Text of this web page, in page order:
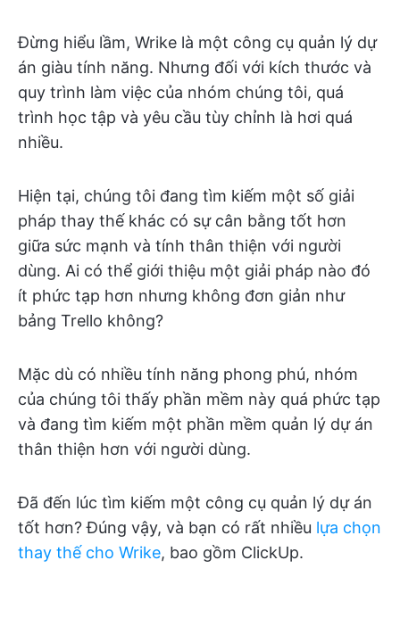
Đừng hiểu lầm, Wrike là một công cụ quản lý dự
án giàu tính năng. Nhưng đối với kích thước và
quy trình làm việc của nhóm chúng tôi, quá
trình học tập và yêu cầu tùy chỉnh là hơi quá
nhiều.
Hiện tại, chúng tôi đang tìm kiếm một số giải
pháp thay thế khác có sự cân bằng tốt hơn
giữa sức mạnh và tính thân thiện với người
dùng. Ai có thể giới thiệu một giải pháp nào đó
ít phức tạp hơn nhưng không đơn giản như
bảng Trello không?
Mặc dù có nhiều tính năng phong phú, nhóm
của chúng tôi thấy phần mềm này quá phức tạp
và đang tìm kiếm một phần mềm quản lý dự án
thân thiện hơn với người dùng.
Đã đến lúc tìm kiếm một công cụ quản lý dự án
tốt hơn? Đúng vậy, và bạn có rất nhiều lựa chọn
thay thế cho Wrike, bao gồm ClickUp.